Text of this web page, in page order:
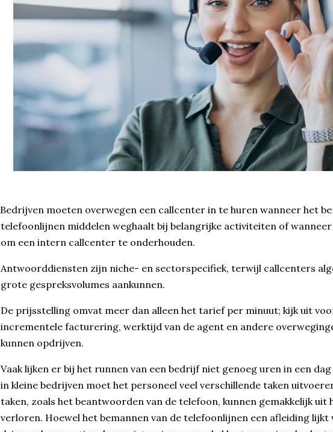
Bedrijven moeten overwegen een callcenter in te huren wanneer het
telefoonlijnen middelen weghaalt bij belangrijke activiteiten of
om een intern callcenter te onderhouden.
Antwoorddiensten zijn niche- en sectorspecifiek, terwijl callcenters
grote gespreksvolumes aankunnen.
De prijsstelling omvat meer dan alleen het tarief per minuut; kijk uit
incrementele facturering, werktijd van de agent en andere
kunnen opdrijven.
Vaak lijken er bij het runnen van een bedrijf niet genoeg uren in een
in kleine bedrijven moet het personeel veel verschillende taken
taken, zoals het beantwoorden van de telefoon, kunnen gemakkelijk uit
verloren. Hoewel het bemannen van de telefoonlijnen een afleiding lijkt